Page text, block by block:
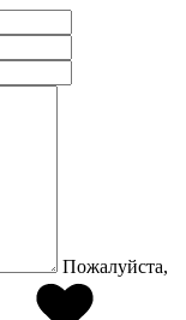
Пожалуйста,